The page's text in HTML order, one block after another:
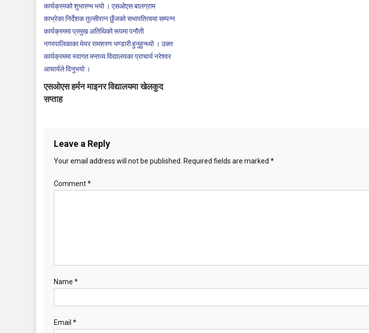
a
v
i
g
a
t
एसओएस हर्मन माइनर विद्यालयमा खेलकुद
सप्ताह
Leave a Reply
Your email address will not be published. Required fields are marked *
Comment*
Name *
Email *